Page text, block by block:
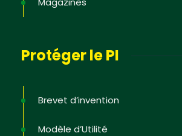
Protéger le PI
Brevet d’invention
Modèle d’Utilité